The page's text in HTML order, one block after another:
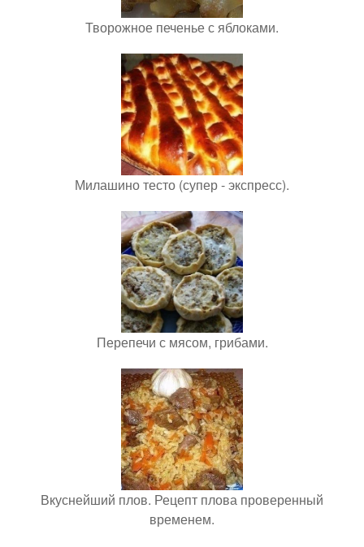
Творожное печенье с яблоками.
Милашино тесто (супер - экспресс).
Перепечи с мясом, грибами.
Вкуснейший плов. Рецепт плова проверенный
временем.